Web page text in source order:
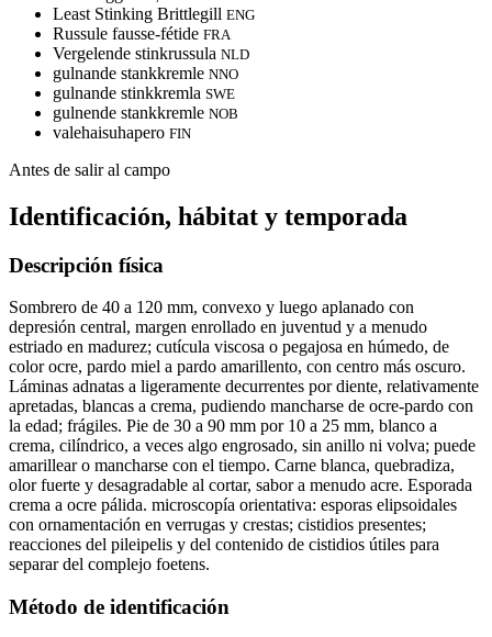
Least Stinking Brittlegill ENG
Russule fausse-fétide FRA
Vergelende stinkrussula NLD
gulnande stankkremle NNO
gulnande stinkkremla SWE
gulnende stankkremle NOB
valehaisuhapero FIN
Antes de salir al campo
Identificación, hábitat y temporada
Descripción física
Sombrero de 40 a 120 mm, convexo y luego aplanado con
depresión central, margen enrollado en juventud y a menudo
estriado en madurez; cutícula viscosa o pegajosa en húmedo, de
color ocre, pardo miel a pardo amarillento, con centro más oscuro.
Láminas adnatas a ligeramente decurrentes por diente, relativamente
apretadas, blancas a crema, pudiendo mancharse de ocre-pardo con
la edad; frágiles. Pie de 30 a 90 mm por 10 a 25 mm, blanco a
crema, cilíndrico, a veces algo engrosado, sin anillo ni volva; puede
amarillear o mancharse con el tiempo. Carne blanca, quebradiza,
olor fuerte y desagradable al cortar, sabor a menudo acre. Esporada
crema a ocre pálida. microscopía orientativa: esporas elipsoidales
con ornamentación en verrugas y crestas; cistidios presentes;
reacciones del pileipelis y del contenido de cistidios útiles para
separar del complejo foetens.
Método de identificación